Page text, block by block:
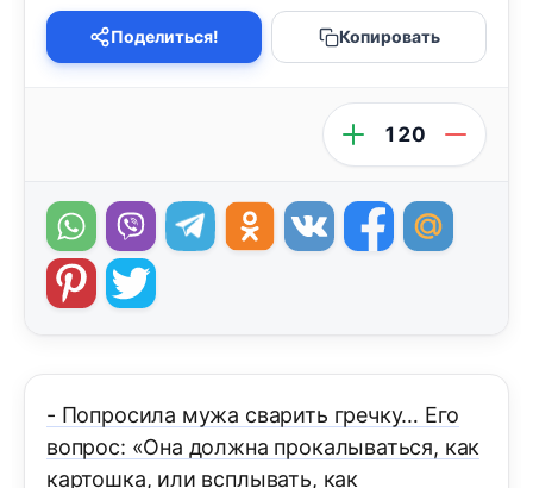
Поделиться! Копировать
120
- Попросила мужа сварить гречку… Его
вопрос: «Она должна прокалываться, как
картошка, или всплывать, как